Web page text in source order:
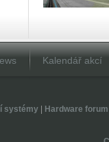
Kalendář akcí
systémy| Hardware forum